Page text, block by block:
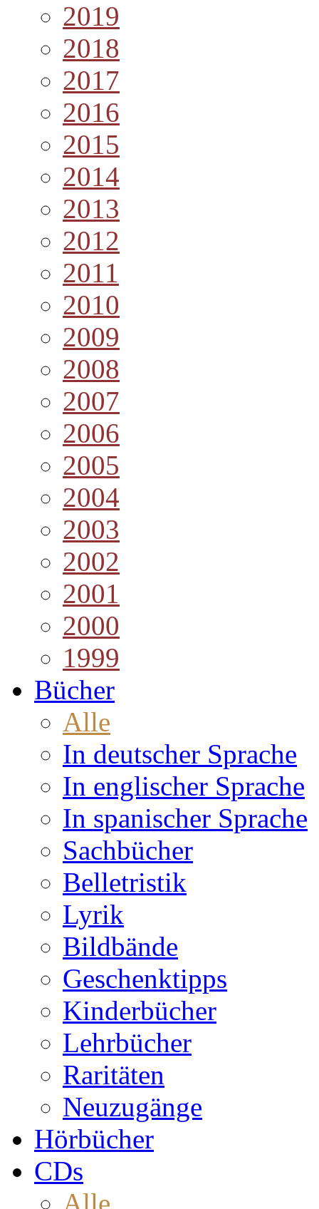
2019
2018
2017
2016
2015
2014
2013
2012
2011
2010
2009
2008
2007
2006
2005
2004
2003
2002
2001
2000
1999
Bücher
Alle
In deutscher Sprache
In englischer Sprache
In spanischer Sprache
Sachbücher
Belletristik
Lyrik
Bildbände
Geschenktipps
Kinderbücher
Lehrbücher
Raritäten
Neuzugänge
Hörbücher
CDs